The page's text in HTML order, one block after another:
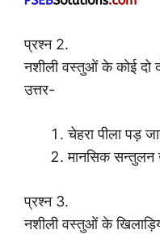
प्रश्न 2.
नशीली वस्तुओं के कोई दो
उत्तर-
चेहरा पीला पड़
मानसिक सन्तुलन
प्रश्न 3.
नशीली वस्तुओं के